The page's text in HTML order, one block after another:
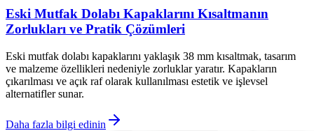
Eski Mutfak Dolabı Kapaklarını Kısaltmanın
Zorlukları ve Pratik Çözümleri
Eski mutfak dolabı kapaklarını yaklaşık 38 mm kısaltmak, tasarım
ve malzeme özellikleri nedeniyle zorluklar yaratır. Kapakların
çıkarılması ve açık raf olarak kullanılması estetik ve işlevsel
alternatifler sunar.
Daha fazla bilgi edinin